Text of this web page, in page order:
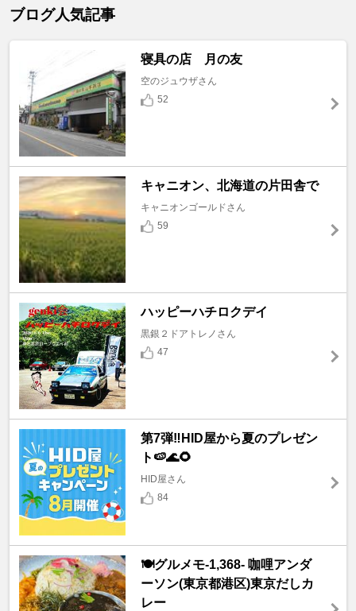
ブログ人気記事
寝具の店 月の友
空のジュウザさん
52
キャニオン、北海道の片田舎で
キャニオンゴールドさん
59
ハッピーハチロクデイ
黒銀２ドアトレノさん
47
第7弾‼️HID屋から夏のプレゼン
ト🍉🌊🌻
HID屋さん
84
🍽️グルメモ-1,368- 咖哩アンダ
ーソン(東京都港区)東京だしカ
レー